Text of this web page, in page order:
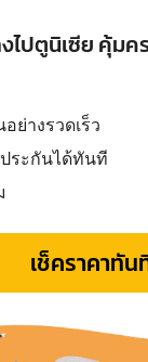
ไปตูนิเซีย คุ้มค
ย่างรวดเร็ว
ระกันได้ทันที
เช็คราคาทัน